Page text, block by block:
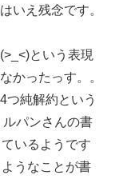
いえ残念です。
という表現
かったっす。。
つ純解約という
パンさんの書
いるようです
うなことが書